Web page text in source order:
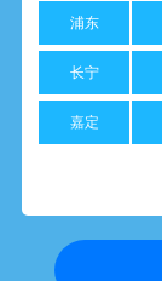
浦东
长宁
嘉定